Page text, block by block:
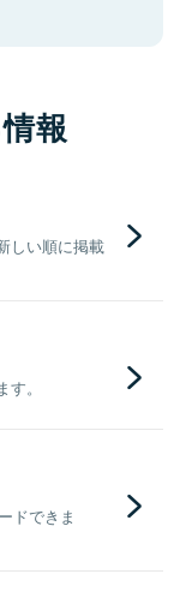
報
しい順に掲載
。
ドできま